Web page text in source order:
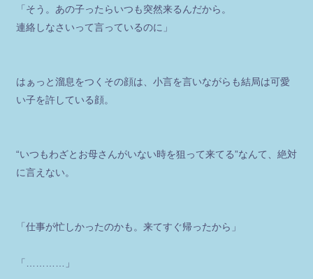
「そう。あの子ったらいつも突然来るんだから。
連絡しなさいって言っているのに」
はぁっと溜息をつくその顔は、小言を言いながらも結局は可愛
い子を許している顔。
“いつもわざとお母さんがいない時を狙って来てる”なんて、絶対
に言えない。
「仕事が忙しかったのかも。来てすぐ帰ったから」
「…………」